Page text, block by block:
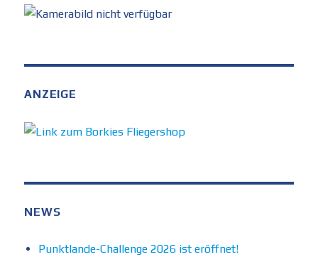
ANZEIGE
NEWS
Punktlande-Challenge 2026 ist eröffnet!